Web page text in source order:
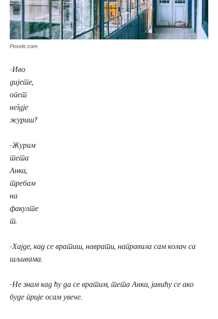
Pexels.com
-Иво
дијете,
опет
негдје
журиш?
-Журим
тета
Анка,
требам
на
факулте
т.
-Хајде, кад се вратиш, наврати, направила сам колач са
шљивама.
-Не знам кад ћу да се вратим, тета Анка, јавићу се ако
буде прије осам увече.